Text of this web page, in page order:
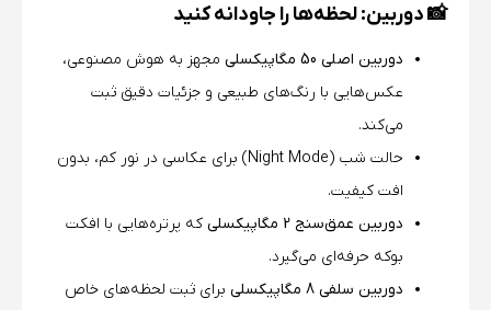
📸 دوربین: لحظه‌ها را جاودانه کنید
دوربین اصلی 50 مگاپیکسلی
مجهز به هوش مصنوعی،
عکس‌هایی با رنگ‌های طبیعی و جزئیات دقیق ثبت
می‌کند.
حالت شب (Night Mode) برای عکاسی در نور کم، بدون
افت کیفیت.
دوربین عمق‌سنج 2 مگاپیکسلی
که پرتره‌هایی با افکت
بوکه حرفه‌ای می‌گیرد.
دوربین سلفی 8 مگاپیکسلی
برای ثبت لحظه‌های خاص